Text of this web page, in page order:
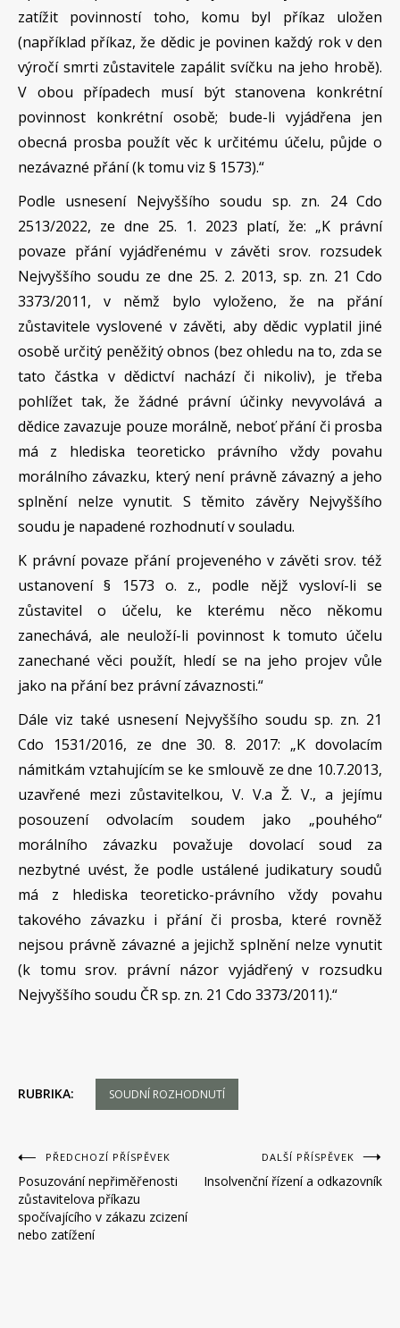
zatížit povinností toho, komu byl příkaz uložen
(například příkaz, že dědic je povinen každý rok v den
výročí smrti zůstavitele zapálit svíčku na jeho hrobě).
V obou případech musí být stanovena konkrétní
povinnost konkrétní osobě; bude-li vyjádřena jen
obecná prosba použít věc k určitému účelu, půjde o
nezávazné přání (k tomu viz § 1573).“
Podle usnesení Nejvyššího soudu sp. zn. 24 Cdo
2513/2022, ze dne 25. 1. 2023 platí, že: „K právní
povaze přání vyjádřenému v závěti srov. rozsudek
Nejvyššího soudu ze dne 25. 2. 2013, sp. zn. 21 Cdo
3373/2011, v němž bylo vyloženo, že na přání
zůstavitele vyslovené v závěti, aby dědic vyplatil jiné
osobě určitý peněžitý obnos (bez ohledu na to, zda se
tato částka v dědictví nachází či nikoliv), je třeba
pohlížet tak, že žádné právní účinky nevyvolává a
dědice zavazuje pouze morálně, neboť přání či prosba
má z hlediska teoreticko právního vždy povahu
morálního závazku, který není právně závazný a jeho
splnění nelze vynutit. S těmito závěry Nejvyššího
soudu je napadené rozhodnutí v souladu.
K právní povaze přání projeveného v závěti srov. též
ustanovení § 1573 o. z., podle nějž vysloví-li se
zůstavitel o účelu, ke kterému něco někomu
zanechává, ale neuloží-li povinnost k tomuto účelu
zanechané věci použít, hledí se na jeho projev vůle
jako na přání bez právní závaznosti.“
Dále viz také usnesení Nejvyššího soudu sp. zn. 21
Cdo 1531/2016, ze dne 30. 8. 2017: „K dovolacím
námitkám vztahujícím se ke smlouvě ze dne 10.7.2013,
uzavřené mezi zůstavitelkou, V. V.a Ž. V., a jejímu
posouzení odvolacím soudem jako „pouhého“
morálního závazku považuje dovolací soud za
nezbytné uvést, že podle ustálené judikatury soudů
má z hlediska teoreticko-právního vždy povahu
takového závazku i přání či prosba, které rovněž
nejsou právně závazné a jejichž splnění nelze vynutit
(k tomu srov. právní názor vyjádřený v rozsudku
Nejvyššího soudu ČR sp. zn. 21 Cdo 3373/2011).“
RUBRIKA: SOUDNÍ ROZHODNUTÍ
Navigace
pro
příspěvek
PŘEDCHOZÍ PŘÍSPĚVEK
Posuzování nepřiměřenosti
zůstavitelova příkazu
spočívajícího v zákazu zcizení
nebo zatížení
DALŠÍ PŘÍSPĚVEK
Insolvenční řízení a odkazovník